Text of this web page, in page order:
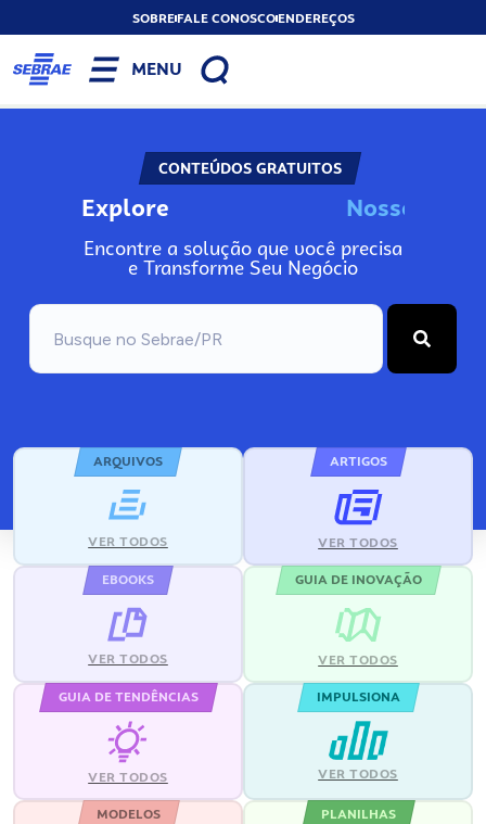
SOBREFALE CONOSCOENDEREÇOS
MENU
CONTEÚDOS GRATUITOS
Explore Nosso
Encontre a solução que você precisa
e Transforme Seu Negócio
ARQUIVOS
VER TODOS
ARTIGOS
VER TODOS
EBOOKS
VER TODOS
GUIA DE INOVAÇÃO
VER TODOS
GUIA DE TENDÊNCIAS
VER TODOS
IMPULSIONA
VER TODOS
MODELOS PLANILHAS